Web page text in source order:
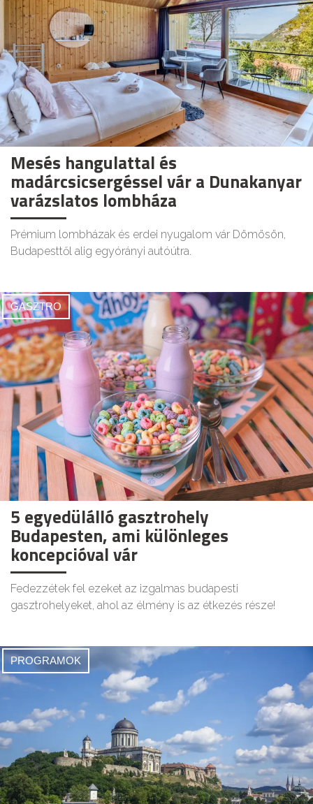
Mesés hangulattal és
madárcsicsergéssel vár a Dunakanyar
varázslatos lombháza
Prémium lombházak és erdei nyugalom vár Dömösön,
Budapesttől alig egyórányi autóútra.
GASZTRO
5 egyedülálló gasztrohely
Budapesten, ami különleges
koncepcióval vár
Fedezzétek fel ezeket az izgalmas budapesti
gasztrohelyeket, ahol az élmény is az étkezés része!
PROGRAMOK